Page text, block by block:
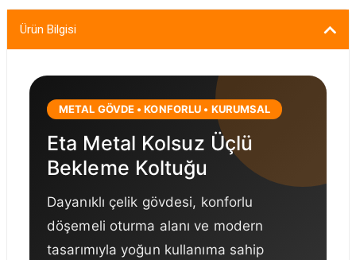
Ürün Bilgisi
METAL GÖVDE • KONFORLU • KURUMSAL
Eta Metal Kolsuz Üçlü
Bekleme Koltuğu
Dayanıklı çelik gövdesi, konforlu
döşemeli oturma alanı ve modern
tasarımıyla yoğun kullanıma sahip